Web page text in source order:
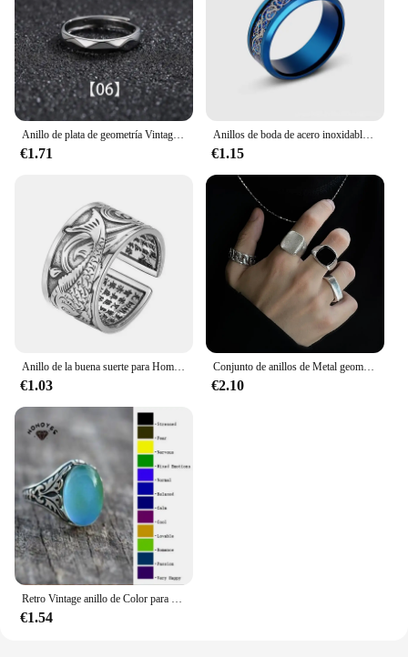
Anillo de plata de geometría Vintage para hombres y mujeres, joyería ajustable de apertura de declaración, 1 piezas, 9 estilos, nuevo en cobre
€1.71
Anillos de boda de acero inoxidable con dragón vikingo para Hombre, joyería con incrustaciones de tungsteno negro y fibra de carbono azul
€1.15
Anillo de la buena suerte para Hombre y mujer, sortija con diseño de pez Koi, Estilo Vintage, 1 piezas
€1.03
Conjunto de anillos de Metal geométricos Vintage para hombre y mujer, joyería Simple de moda, Punk gótico, Hip Hop
€2.10
Retro Vintage anillo de Color para Mujer, cambio de Color, ovalado, sensación de emoción, cambiable, Control de temperatura
€1.54